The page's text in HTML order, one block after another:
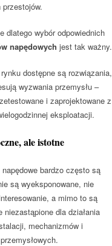
dlatego wybór odpowiednich
napędowych jest tak ważny.
dostępne są rozwiązania,
wyzwania przemysłu –
i zaprojektowane z
eksploatacji.
ale istotne
bardzo często są
są wyeksponowane, nie
a mimo to są
niezastąpione dla działania
mechanizmów i